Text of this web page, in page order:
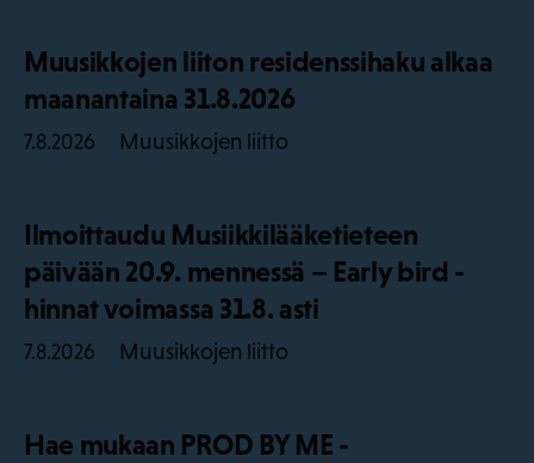
Muusikkojen liiton residenssihaku alkaa
maanantaina 31.8.2026
7.8.2026 Muusikkojen liitto
Ilmoittaudu Musiikkilääketieteen
päivään 20.9. mennessä – Early bird -
hinnat voimassa 31.8. asti
7.8.2026 Muusikkojen liitto
Hae mukaan PROD BY ME -